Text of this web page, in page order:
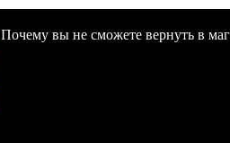
Почему вы не сможете вернуть в